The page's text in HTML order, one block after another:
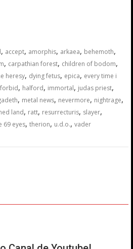
, accept, amorphis, arkaea, behemoth,
, carpathian forest, children of bodom,
heresy, dying fetus, epica, every time i
, halford, immortal, judas priest,
, metal news, nevermore, nightrage,
land, ratt, resurrecturis, slayer,
69 eyes,therion, u.d.o.,vader